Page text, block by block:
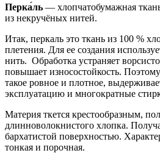
Перка́ль — хлопчатобумажная
из некручёных нитей.
Итак, перкаль это ткань из 100 %
плетения. Для ее создания
нить. Обработка устраняет
повышает износостойкость.
такое ровное и плотное,
эксплуатацию и многократные
Материя ткется крестообразным,
длинноволокнистого хлопка.
бархатистой поверхностью.
тонкая и порочная.